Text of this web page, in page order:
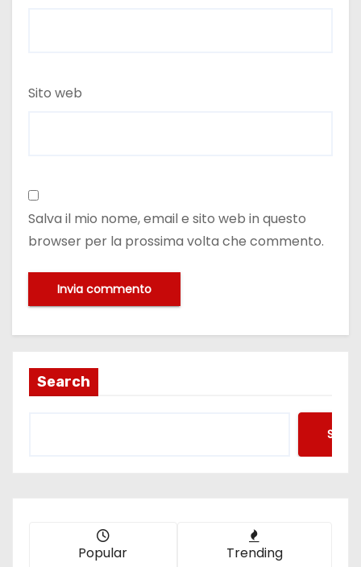
Sito web
Salva il mio nome, email e sito web in questo
browser per la prossima volta che commento.
Search
Popular Trending